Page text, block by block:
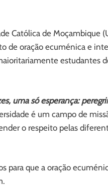
Católica de Moçambique
de oração ecuménica e
estudantes
uma só esperança:
é um campo de
o respeito pelas
para que a oração